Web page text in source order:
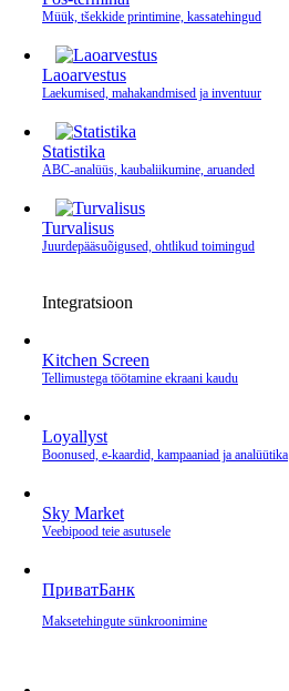
Müük, tšekkide printimine, kassatehingud
Laoarvestus
Laekumised, mahakandmised ja inventuur
Statistika
ABC-analüüs, kaubaliikumine, aruanded
Turvalisus
Juurdepääsuõigused, ohtlikud toimingud
Integratsioon
Kitchen Screen
Tellimustega töötamine ekraani kaudu
Loyallyst
Boonused, e‑kaardid, kampaaniad ja analüütika
Sky Market
Veebipood teie asutusele
ПриватБанк
Makse­tehingute sünkroonimine